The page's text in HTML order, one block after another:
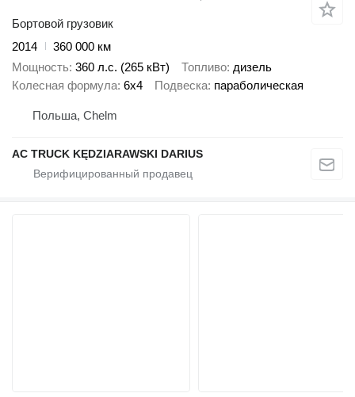
Бортовой грузовик
2014
360 000 км
Мощность 360 л.с. (265 кВт) Топливо дизель
Колесная формула 6x4 Подвеска параболическая
Польша, Chelm
AC TRUCK KĘDZIARAWSKI DARIUS